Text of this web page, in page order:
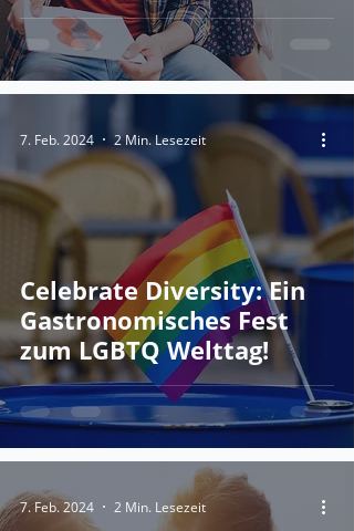
Celebrate Diversity: Ein
Gastronomisches Fest
zum LGBTQ Welttag!
7. Feb. 2024 2 Min. Lesezeit
7. Feb. 2024 2 Min. Lesezeit